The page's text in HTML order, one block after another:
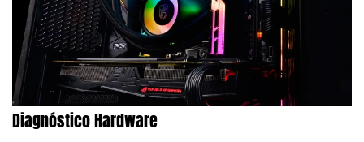
Diagnóstico Hardware